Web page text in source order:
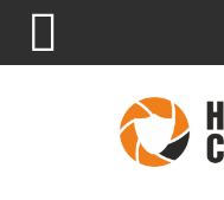
СПЕЦОДЕЖДА
СПЕЦОБУВЬ
СРЕДСТВА
ВСПОМОГАТЕЛЬНЫЕ
БРЕНДИРОВАНИЕ